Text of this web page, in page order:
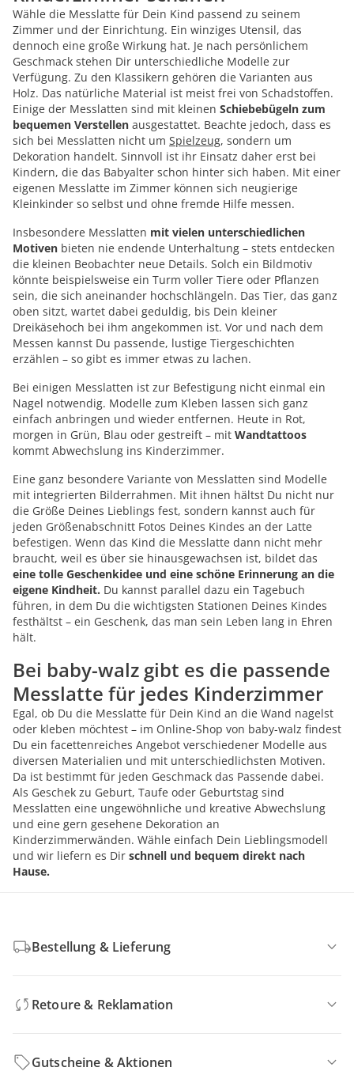
Wähle die Messlatte für Dein Kind passend zu seinem
Zimmer und der Einrichtung. Ein winziges Utensil, das
dennoch eine große Wirkung hat. Je nach persönlichem
Geschmack stehen Dir unterschiedliche Modelle zur
Verfügung. Zu den Klassikern gehören die Varianten aus
Holz. Das natürliche Material ist meist frei von Schadstoffen.
Einige der Messlatten sind mit kleinen Schiebebügeln zum
bequemen Verstellen ausgestattet. Beachte jedoch, dass es
sich bei Messlatten nicht um Spielzeug, sondern um
Dekoration handelt. Sinnvoll ist ihr Einsatz daher erst bei
Kindern, die das Babyalter schon hinter sich haben. Mit einer
eigenen Messlatte im Zimmer können sich neugierige
Kleinkinder so selbst und ohne fremde Hilfe messen.
Insbesondere Messlatten mit vielen unterschiedlichen
Motiven bieten nie endende Unterhaltung – stets entdecken
die kleinen Beobachter neue Details. Solch ein Bildmotiv
könnte beispielsweise ein Turm voller Tiere oder Pflanzen
sein, die sich aneinander hochschlängeln. Das Tier, das ganz
oben sitzt, wartet dabei geduldig, bis Dein kleiner
Dreikäsehoch bei ihm angekommen ist. Vor und nach dem
Messen kannst Du passende, lustige Tiergeschichten
erzählen – so gibt es immer etwas zu lachen.
Bei einigen Messlatten ist zur Befestigung nicht einmal ein
Nagel notwendig. Modelle zum Kleben lassen sich ganz
einfach anbringen und wieder entfernen. Heute in Rot,
morgen in Grün, Blau oder gestreift – mit Wandtattoos
kommt Abwechslung ins Kinderzimmer.
Eine ganz besondere Variante von Messlatten sind Modelle
mit integrierten Bilderrahmen. Mit ihnen hältst Du nicht nur
die Größe Deines Lieblings fest, sondern kannst auch für
jeden Größenabschnitt Fotos Deines Kindes an der Latte
befestigen. Wenn das Kind die Messlatte dann nicht mehr
braucht, weil es über sie hinausgewachsen ist, bildet das
eine tolle Geschenkidee und eine schöne Erinnerung an die
eigene Kindheit. Du kannst parallel dazu ein Tagebuch
führen, in dem Du die wichtigsten Stationen Deines Kindes
festhältst – ein Geschenk, das man sein Leben lang in Ehren
hält.
Bei baby-walz gibt es die passende
Messlatte für jedes Kinderzimmer
Egal, ob Du die Messlatte für Dein Kind an die Wand nagelst
oder kleben möchtest – im Online-Shop von baby-walz findest
Du ein facettenreiches Angebot verschiedener Modelle aus
diversen Materialien und mit unterschiedlichsten Motiven.
Da ist bestimmt für jeden Geschmack das Passende dabei.
Als Geschek zu Geburt, Taufe oder Geburtstag sind
Messlatten eine ungewöhnliche und kreative Abwechslung
und eine gern gesehene Dekoration an
Kinderzimmerwänden. Wähle einfach Dein Lieblingsmodell
und wir liefern es Dir schnell und bequem direkt nach
Hause.
Bestellung & Lieferung
Retoure & Reklamation
Gutscheine & Aktionen